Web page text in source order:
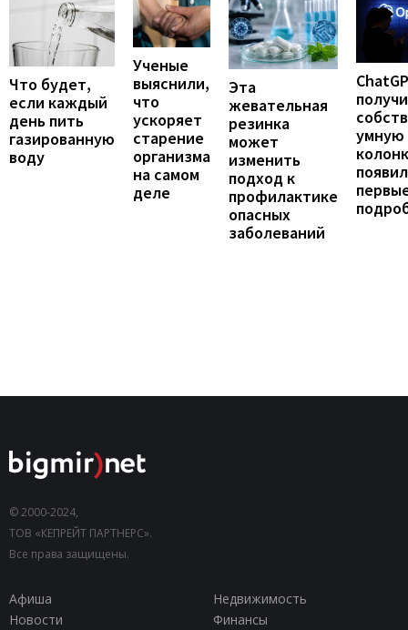
Что будет,
если каждый
день пить
газированную
воду
Ученые
выяснили,
что
ускоряет
старение
организма
на самом
деле
Эта
жевательная
резинка
может
изменить
подход к
профилактике
опасных
заболеваний
умную
© 2000-2024,
ТОВ «КЕПРЕЙТ ПАРТНЕРС».
Все права защищены.
Афиша
Недвижимость
Новости
Финансы